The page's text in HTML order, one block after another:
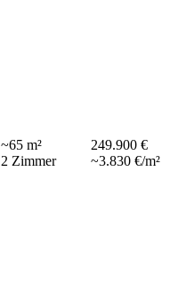
~65 m²
2 Zimmer
249.900 €
~3.830 €/m²